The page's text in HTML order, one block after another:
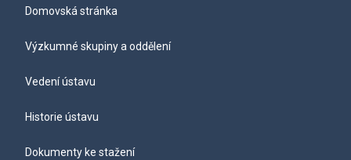
Domovská stránka
Výzkumné skupiny a oddělení
Vedení ústavu
Historie ústavu
Dokumenty ke stažení